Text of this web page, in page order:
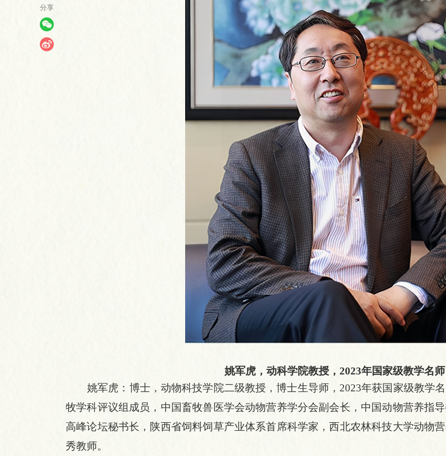
姚军虎， 动科学院教授， 2023年国家级教学名师
姚军虎 ： 博士，动物科技学院二级教授，博士生导师， 2023年获国家级教学
牧学科评议组成员，中国畜牧兽医学会动物营养学分会副会长，中国动物营养指
高峰论坛秘书长，陕西省饲料饲草产业体系首席科学家，西北农林科技大学动物
秀教师。
分享